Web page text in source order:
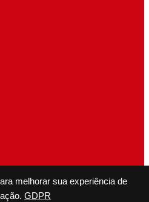
melhorar sua experiência de
GDPR